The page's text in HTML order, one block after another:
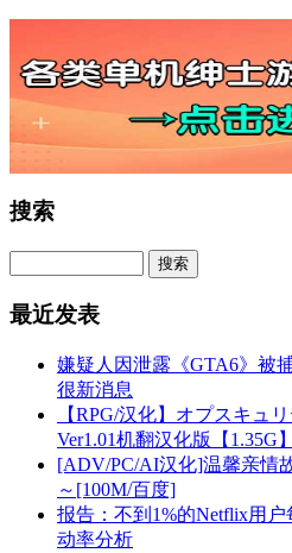
搜索
最近发表
嫌疑人因泄露《GTA6》被
很新消息
【RPG/汉化】オプスキュ
Ver1.01机翻汉化版【1.35G
[ADV/PC/AI汉化]温馨亲情
～[100M/百度]
报告：不到1%的Netflix用
动率分析